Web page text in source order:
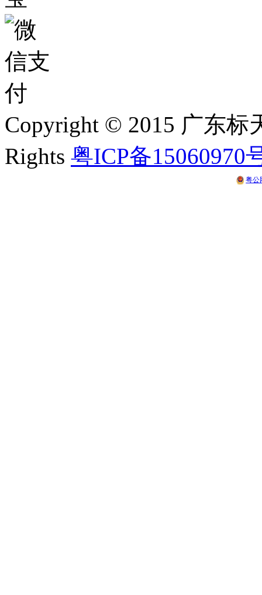
Copyright © 2015 广东
Rights 粤ICP备15060970
粤公